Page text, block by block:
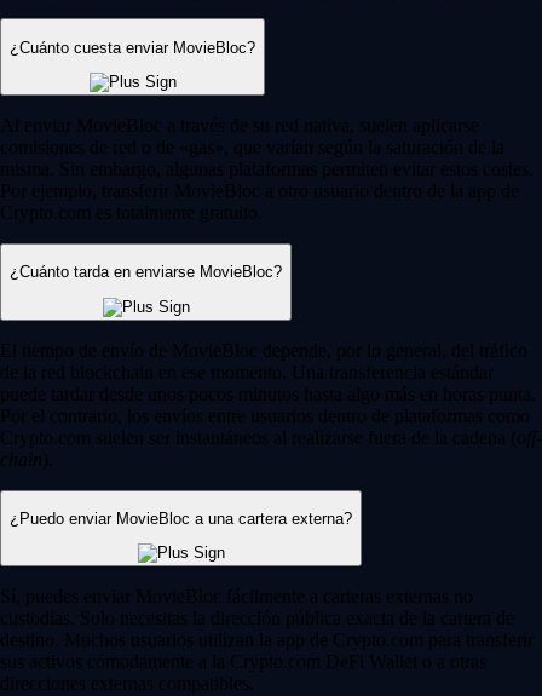
¿Cuánto cuesta enviar MovieBloc?
Al enviar MovieBloc a través de su red nativa, suelen aplicarse
comisiones de red o de «gas», que varían según la saturación de la
misma. Sin embargo, algunas plataformas permiten evitar estos costes.
Por ejemplo, transferir MovieBloc a otro usuario dentro de la app de
Crypto.com es totalmente gratuito.
¿Cuánto tarda en enviarse MovieBloc?
El tiempo de envío de MovieBloc depende, por lo general, del tráfico
de la red blockchain en ese momento. Una transferencia estándar
puede tardar desde unos pocos minutos hasta algo más en horas punta.
Por el contrario, los envíos entre usuarios dentro de plataformas como
Crypto.com suelen ser instantáneos al realizarse fuera de la cadena (off-
chain ).
¿Puedo enviar MovieBloc a una cartera externa?
Sí, puedes enviar MovieBloc fácilmente a carteras externas no
custodias. Solo necesitas la dirección pública exacta de la cartera de
destino. Muchos usuarios utilizan la app de Crypto.com para transferir
sus activos cómodamente a la Crypto.com DeFi Wallet o a otras
direcciones externas compatibles.